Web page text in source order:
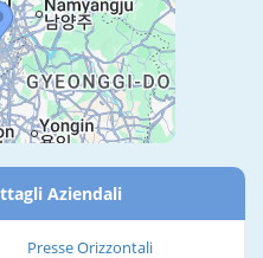
Aziendali
Presse Orizzontali